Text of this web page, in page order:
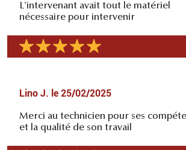
L'intervenant avait tout le matériel
nécessaire pour intervenir
Lino J. le 25/02/2025
Merci au technicien pour ses
et la qualité de son travail